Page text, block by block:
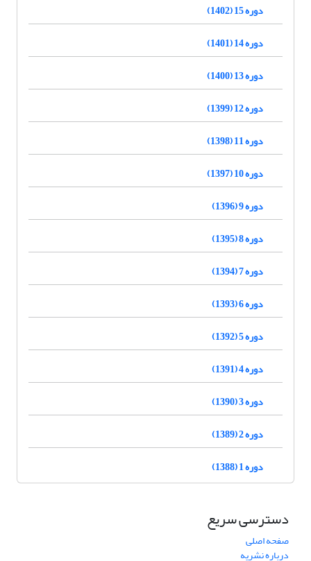
دوره 15 (1402)
دوره 14 (1401)
دوره 13 (1400)
دوره 12 (1399)
دوره 11 (1398)
دوره 10 (1397)
دوره 9 (1396)
دوره 8 (1395)
دوره 7 (1394)
دوره 6 (1393)
دوره 5 (1392)
دوره 4 (1391)
دوره 3 (1390)
دوره 2 (1389)
دوره 1 (1388)
دسترسی سریع
صفحه اصلی
درباره نشریه